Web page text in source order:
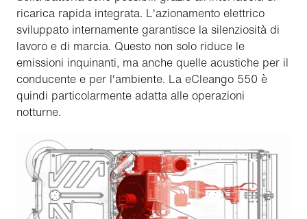
ricarica rapida integrata. L'azionamento elettrico
sviluppato internamente garantisce la silenziosità di
lavoro e di marcia. Questo non solo riduce le
emissioni inquinanti, ma anche quelle acustiche per il
conducente e per l'ambiente. La eCleango 550 è
quindi particolarmente adatta alle operazioni
notturne.